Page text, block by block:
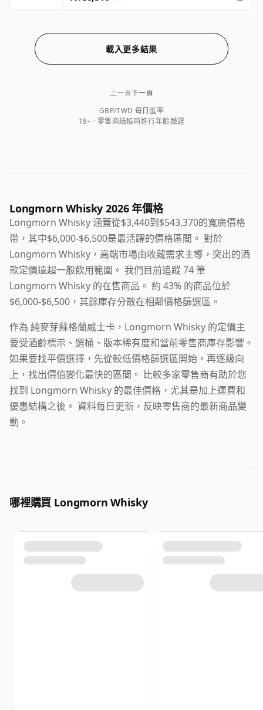
載入更多結果
GBP/TWD 每日匯率
18+ · 零售商結帳時進行年齡驗證
上一頁下一頁
Longmorn Whisky 2026 年價格
Longmorn Whisky 涵蓋從$3,440到$543,370的寬廣價格
帶，其中$6,000-$6,500是最活躍的價格區間。 對於
Longmorn Whisky，高端市場由收藏需求主導，突出的酒
款定價遠超一般飲用範圍。 我們目前追蹤 74 筆
Longmorn Whisky 的在售商品。 約 43% 的商品位於
$6,000-$6,500，其餘庫存分散在相鄰價格篩選區。
作為 純麥芽蘇格蘭威士卡，Longmorn Whisky 的定價主
要受酒齡標示、選桶、版本稀有度和當前零售商庫存影響。
如果要找平價選擇，先從較低價格篩選區開始，再逐級向
上，找出價值變化最快的區間。 比較多家零售商有助於您
找到 Longmorn Whisky 的最佳價格，尤其是加上運費和
優惠結構之後。 資料每日更新，反映零售商的最新商品變
動。
哪裡購買 Longmorn Whisky